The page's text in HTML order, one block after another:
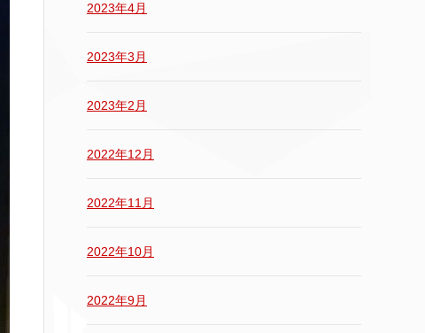
2023年4月
2023年3月
2023年2月
2022年12月
2022年11月
2022年10月
2022年9月